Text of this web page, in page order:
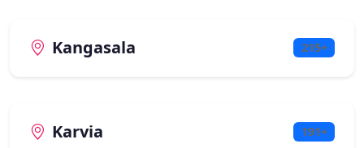
Kangasala 215+
Karvia 191+